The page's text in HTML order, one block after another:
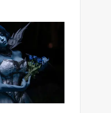
USM lleva a Perú su
programa de
certificación de
mentores y expande su
impacto en